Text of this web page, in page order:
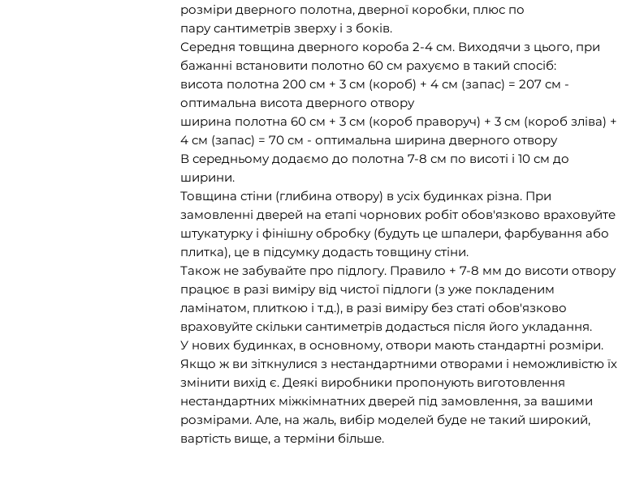
розміри дверного полотна, дверної коробки, плюс по
пару сантиметрів зверху і з боків.
Середня товщина дверного короба 2-4 см. Виходячи з цього, при
бажанні встановити полотно 60 см рахуємо в такий спосіб:
висота полотна 200 см + 3 см (короб) + 4 см (запас) = 207 см -
оптимальна висота дверного отвору
ширина полотна 60 см + 3 см (короб праворуч) + 3 см (короб зліва) +
4 см (запас) = 70 см - оптимальна ширина дверного отвору
В середньому додаємо до полотна 7-8 см по висоті і 10 см до
ширини.
Товщина стіни (глибина отвору) в усіх будинках різна. При
замовленні дверей на етапі чорнових робіт обов'язково враховуйте
штукатурку і фінішну обробку (будуть це шпалери, фарбування або
плитка), це в підсумку додасть товщину стіни.
Також не забувайте про підлогу. Правило + 7-8 мм до висоти отвору
працює в разі виміру від чистої підлоги (з уже покладеним
ламінатом, плиткою і т.д.), в разі виміру без статі обов'язково
враховуйте скільки сантиметрів додасться після його укладання.
У нових будинках, в основному, отвори мають стандартні розміри.
Якщо ж ви зіткнулися з нестандартними отворами і неможливістю їх
змінити вихід є. Деякі виробники пропонують виготовлення
нестандартних міжкімнатних дверей під замовлення, за вашими
розмірами. Але, на жаль, вибір моделей буде не такий широкий,
вартість вище, а терміни більше.